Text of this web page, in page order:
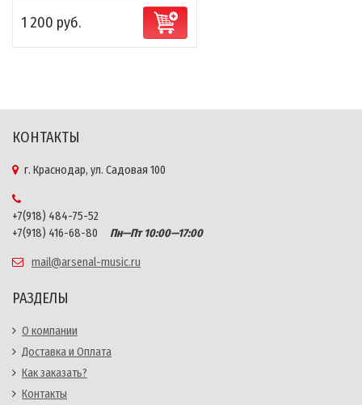
1 200 руб.
КОНТАКТЫ
г. Краснодар, ул. Садовая 100
+7(918) 484-75-52
+7(918) 416-68-80
Пн—Пт 10:00—17:00
mail@arsenal-music.ru
РАЗДЕЛЫ
О компании
Доставка и Оплата
Как заказать?
Контакты